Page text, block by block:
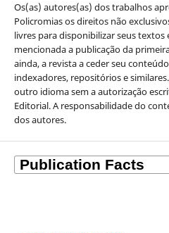
Os(as) autores(as) dos trabalhos
Policromias os direitos não
livres para disponibilizar seus
mencionada a publicação da
ainda, a revista a ceder seu
indexadores, repositórios e
outro idioma sem a autorização
Editorial. A responsabilidade do
dos autores.